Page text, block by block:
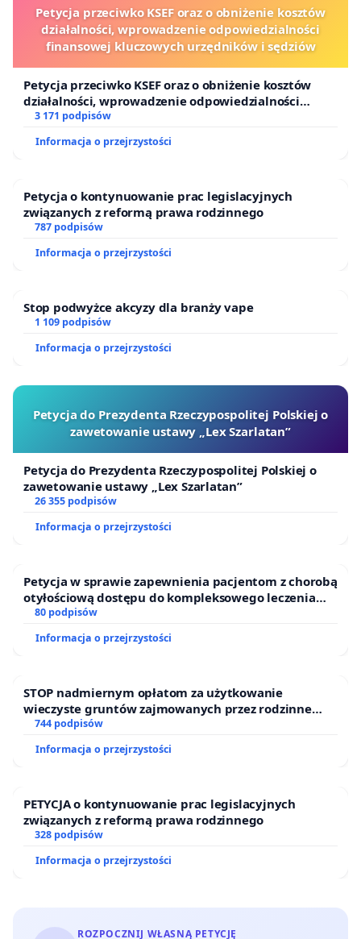
Petycja przeciwko KSEF oraz o obniżenie kosztów
działalności, wprowadzenie odpowiedzialności
finansowej kluczowych urzędników i sędziów
Petycja przeciwko KSEF oraz o obniżenie kosztów
działalności, wprowadzenie odpowiedzialności
finansowej kluczowych urzędników i sędziów
3 171 podpisów
Informacja o przejrzystości
Petycja o kontynuowanie prac legislacyjnych
związanych z reformą prawa rodzinnego
787 podpisów
Informacja o przejrzystości
Stop podwyżce akcyzy dla branży vape
1 109 podpisów
Informacja o przejrzystości
Petycja do Prezydenta Rzeczypospolitej Polskiej o
zawetowanie ustawy „Lex Szarlatan”
Petycja do Prezydenta Rzeczypospolitej Polskiej o
zawetowanie ustawy „Lex Szarlatan”
26 355 podpisów
Informacja o przejrzystości
Petycja w sprawie zapewnienia pacjentom z chorobą
otyłościową dostępu do kompleksowego leczenia
oraz programów profilaktycznych.
80 podpisów
Informacja o przejrzystości
STOP nadmiernym opłatom za użytkowanie
wieczyste gruntów zajmowanych przez rodzinne
ogrody działkowe.
744 podpisów
Informacja o przejrzystości
PETYCJA o kontynuowanie prac legislacyjnych
związanych z reformą prawa rodzinnego
328 podpisów
Informacja o przejrzystości
ROZPOCZNIJ WŁASNĄ PETYCJĘ